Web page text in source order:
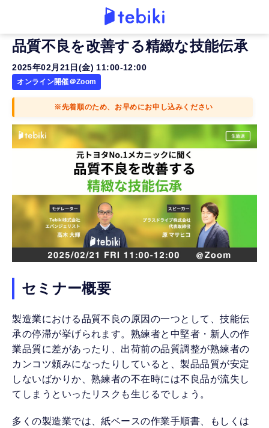
品質不良を改善する精緻な技能伝承
2025年02月21日(金) 11:00-12:00
オンライン開催＠Zoom
※先着順のため、お早めにお申し込みください
セミナー概要
製造業における品質不良の原因の一つとして、技能伝
承の停滞が挙げられます。熟練者と中堅者・新人の作
業品質に差があったり、出荷前の品質調整が熟練者の
カンコツ頼みになったりしていると、製品品質が安定
しないばかりか、熟練者の不在時には不良品が流失し
てしまうといったリスクも生じるでしょう。
多くの製造業では、紙ベースの作業手順書、もしくは